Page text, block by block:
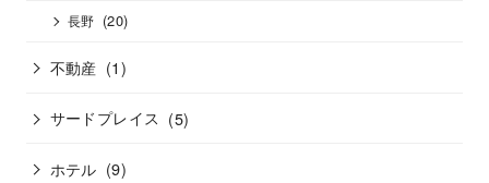
長野 (20)
不動産 (1)
サードプレイス (5)
ホテル (9)